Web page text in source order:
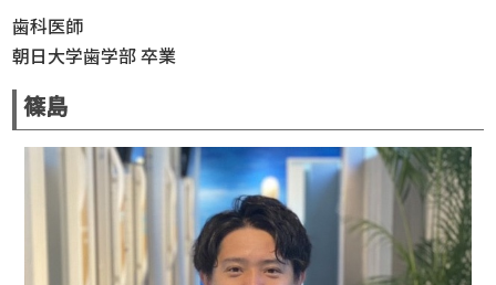
歯科医師
朝日大学歯学部 卒業
篠島